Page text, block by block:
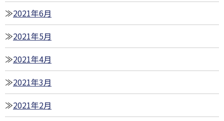
2021年6月
2021年5月
2021年4月
2021年3月
2021年2月